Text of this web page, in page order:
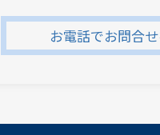
お電話でお問合